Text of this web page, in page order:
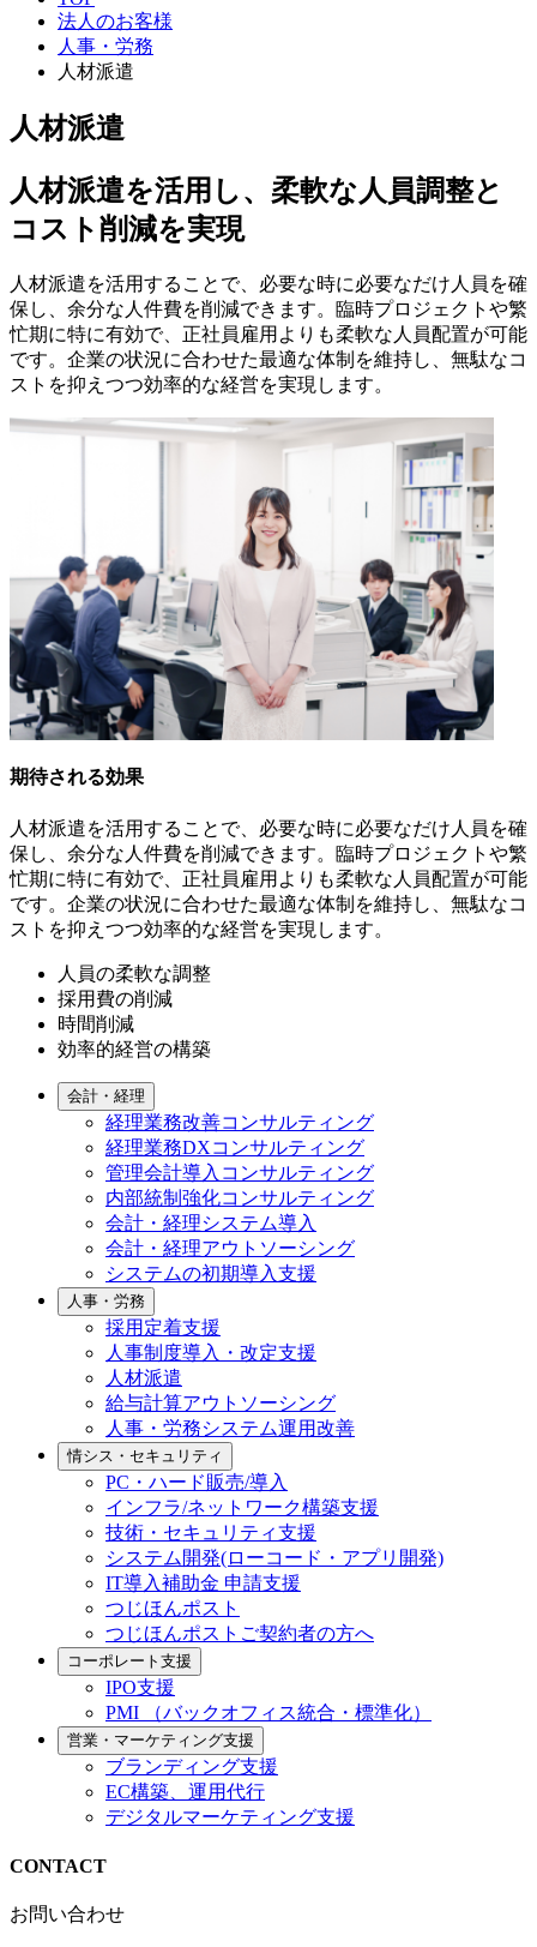
法人のお客様
人事・労務
人材派遣
人材派遣
人材派遣を活用し、柔軟な人員調整と
コスト削減を実現
人材派遣を活用することで、必要な時に必要なだけ人員を確
保し、余分な人件費を削減できます。臨時プロジェクトや繁
忙期に特に有効で、正社員雇用よりも柔軟な人員配置が可能
です。企業の状況に合わせた最適な体制を維持し、無駄なコ
ストを抑えつつ効率的な経営を実現します。
期待される効果
人材派遣を活用することで、必要な時に必要なだけ人員を確
保し、余分な人件費を削減できます。臨時プロジェクトや繁
忙期に特に有効で、正社員雇用よりも柔軟な人員配置が可能
です。企業の状況に合わせた最適な体制を維持し、無駄なコ
ストを抑えつつ効率的な経営を実現します。
人員の柔軟な調整
採用費の削減
時間削減
効率的経営の構築
会計・経理
経理業務改善コンサルティング
経理業務DXコンサルティング
管理会計導入コンサルティング
内部統制強化コンサルティング
会計・経理システム導入
会計・経理アウトソーシング
システムの初期導入支援
人事・労務
採用定着支援
人事制度導入・改定支援
人材派遣
給与計算アウトソーシング
人事・労務システム運用改善
情シス・セキュリティ
PC・ハード販売/導入
インフラ/ネットワーク構築支援
技術・セキュリティ支援
システム開発(ローコード・アプリ開発)
IT導入補助金 申請支援
つじほんポスト
つじほんポストご契約者の方へ
コーポレート支援
IPO支援
PMI （バックオフィス統合・標準化）
営業・マーケティング支援
ブランディング支援
EC構築、運用代行
デジタルマーケティング支援
CONTACT
お問い合わせ